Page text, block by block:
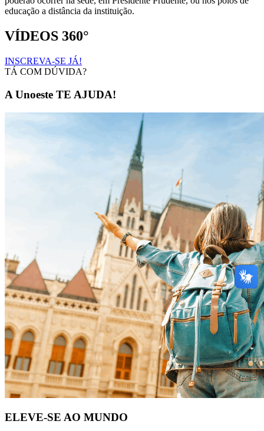
educação a distância da instituição.
VÍDEOS 360°
INSCREVA-SE JÁ!
TÁ COM DÚVIDA?
A Unoeste TE AJUDA!
ELEVE-SE AO MUNDO